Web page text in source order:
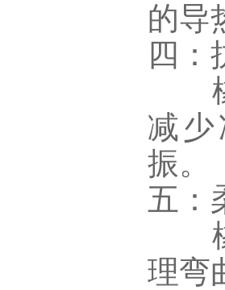
的
四：
橡
减
振
五：
橡
理弯